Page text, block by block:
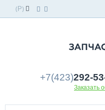
( Р)
+7(423)292-
Заказать